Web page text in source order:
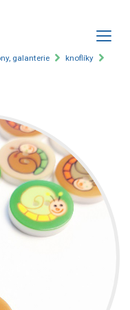
galanterie
knoflíky